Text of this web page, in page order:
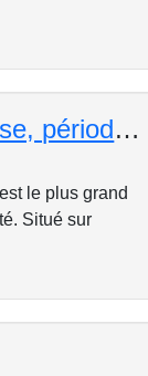
Balade au cimetière du Père Lachaise, période romantique
le plus grand
Situé sur